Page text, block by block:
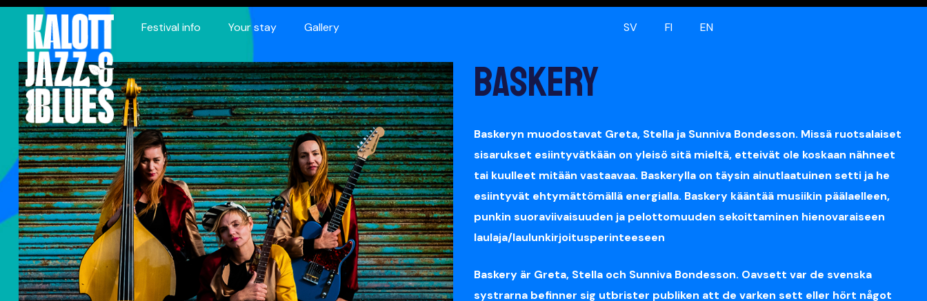
Festival info Your stay Gallery SV FI EN
Baskery
Baskeryn muodostavat Greta, Stella ja Sunniva Bondesson. Missä ruotsalaiset
sisarukset esiintyvätkään on yleisö sitä mieltä, etteivät ole koskaan nähneet
tai kuulleet mitään vastaavaa. Baskerylla on täysin ainutlaatuinen setti ja he
esiintyvät ehtymättömällä energialla. Baskery kääntää musiikin päälaelleen,
punkin suoraviivaisuuden ja pelottomuuden sekoittaminen hienovaraiseen
laulaja/laulunkirjoitusperinteeseen
Baskery är Greta, Stella och Sunniva Bondesson. Oavsett var de svenska
systrarna befinner sig utbrister publiken att de varken sett eller hört något